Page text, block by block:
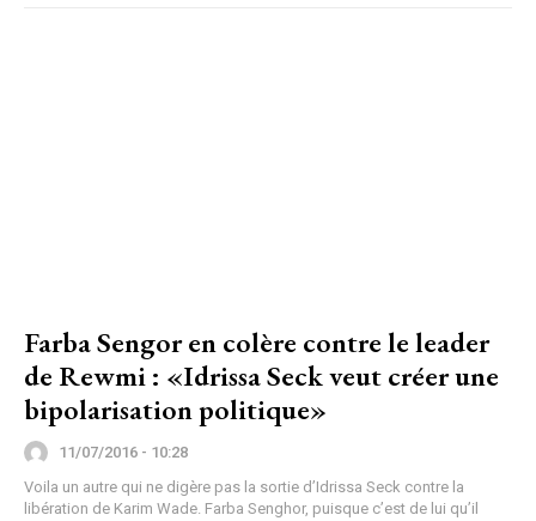
Farba Sengor en colère contre le leader
de Rewmi : «Idrissa Seck veut créer une
bipolarisation politique»
11/07/2016 - 10:28
Voila un autre qui ne digère pas la sortie d’Idrissa Seck contre la
libération de Karim Wade. Farba Senghor, puisque c’est de lui qu’il